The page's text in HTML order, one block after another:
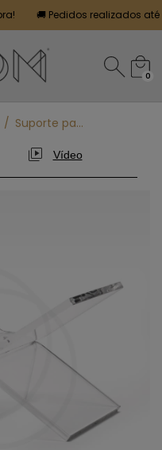
🚚 Pedidos realizados até
0
/ Suporte para Livro
Vídeo